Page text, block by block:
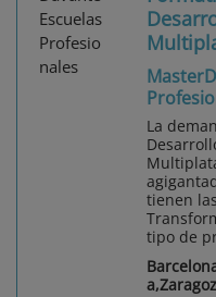
La
tienen
tipo de